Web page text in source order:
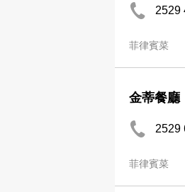
2529
菲律賓菜
金蒂餐廳
2529
菲律賓菜